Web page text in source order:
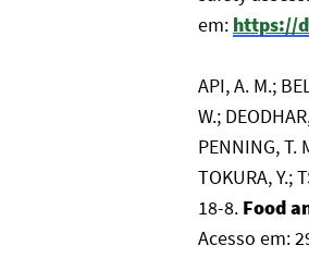
em: https://
API, A. M.;
W.;
PENNING, T.
TOKURA,
18-8. Food
Acesso em: